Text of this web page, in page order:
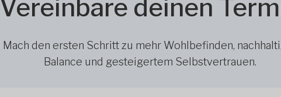
Vereinbare deinen
Mach den ersten Schritt zu mehr Wohlbefinden,
Balance und gesteigertem Selbstvertrauen.